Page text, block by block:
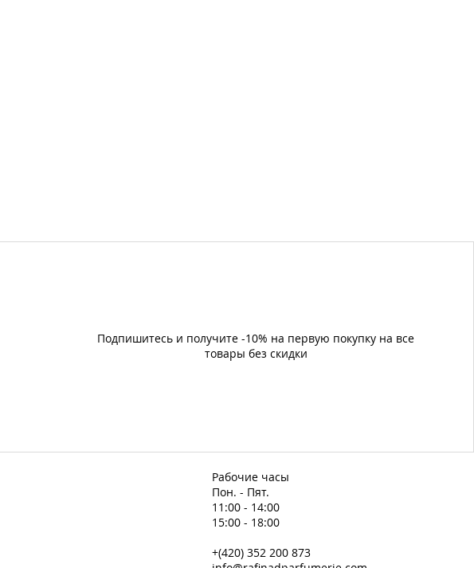
Подпишитесь и получите -10% на первую покупку на все
товары без скидки
Рабочие часы
Пон. - Пят.
11:00 - 14:00
15:00 - 18:00
+(420) 352 200 873